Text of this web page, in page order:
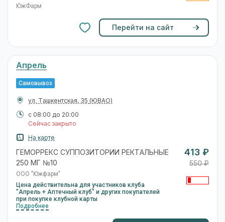
ЮжФарм
Перейти на сайт
Апрель
Самовывоз
ул. Ташкентская, 35 (ЮВАО)
с 08:00 до 20:00
Сейчас закрыто
На карте
ГЕМОРРЕКС СУППОЗИТОРИИ РЕКТАЛЬНЫЕ
250 МГ №10
ООО "Южфарм"
Цена действительна для участников клуба
"Апрель + Аптечный клуб" и других покупателей
при покупке клубной карты
Подробнее
413 ₽
550 ₽